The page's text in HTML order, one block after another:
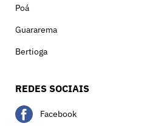
Poá
Guararema
Bertioga
REDES SOCIAIS
Facebook